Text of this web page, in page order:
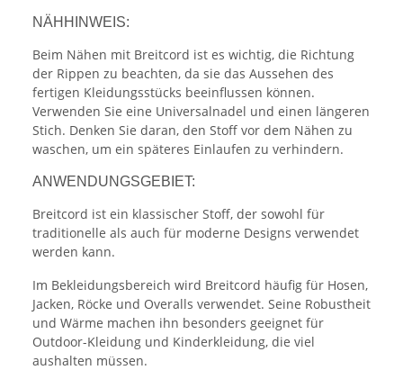
NÄHHINWEIS:
Beim Nähen mit Breitcord ist es wichtig, die Richtung
der Rippen zu beachten, da sie das Aussehen des
fertigen Kleidungsstücks beeinflussen können.
Verwenden Sie eine Universalnadel und einen längeren
Stich. Denken Sie daran, den Stoff vor dem Nähen zu
waschen, um ein späteres Einlaufen zu verhindern.
ANWENDUNGSGEBIET:
Breitcord ist ein klassischer Stoff, der sowohl für
traditionelle als auch für moderne Designs verwendet
werden kann.
Im Bekleidungsbereich wird Breitcord häufig für Hosen,
Jacken, Röcke und Overalls verwendet. Seine Robustheit
und Wärme machen ihn besonders geeignet für
Outdoor-Kleidung und Kinderkleidung, die viel
aushalten müssen.